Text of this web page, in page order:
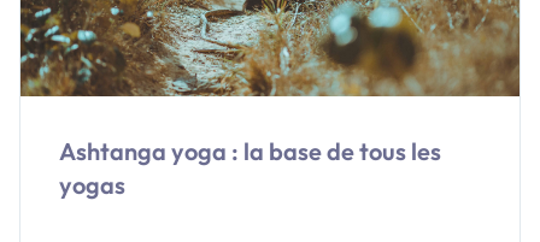
Ashtanga yoga : la base de tous les
yogas